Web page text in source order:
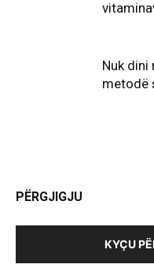
Nuk dini
metodë
PËRGJIGJU
KYÇU